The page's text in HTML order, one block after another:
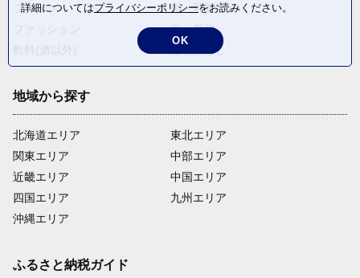
フルーツ
卵・乳製品
米・穀物
返礼品なし
地域から探す
北海道エリア
関東エリア
近畿エリア
四国エリア
沖縄エリア
東北エリア
中部エリア
中国エリア
九州エリア
ふるさと納税ガイド
詳細についてはプライバシーポリシーをお読みください。
OK